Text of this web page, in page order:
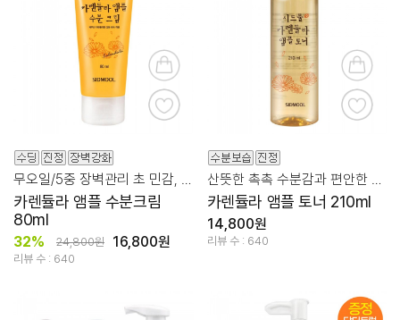
카렌듈라 앰플 수분크림
80ml
32% 24,800원 16,800원
리뷰 수 : 640
카렌듈라 앰플 토너 210ml
14,800원
리뷰 수 : 640